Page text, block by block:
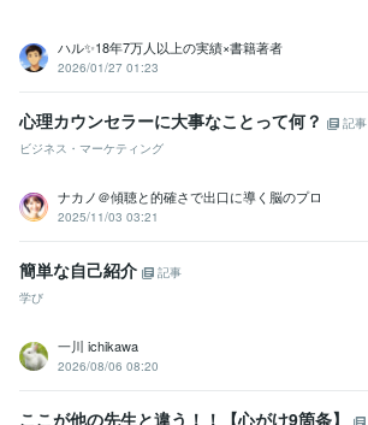
ハル✨18年7万人以上の実績×書籍著者
2026/01/27 01:23
心理カウンセラーに大事なことって何？
記事
ビジネス・マーケティング
ナカノ＠傾聴と的確さで出口に導く脳のプロ
2025/11/03 03:21
簡単な自己紹介
記事
学び
一川 ichikawa
2026/08/06 08:20
ここが他の先生と違う！！【心がけ9箇条】